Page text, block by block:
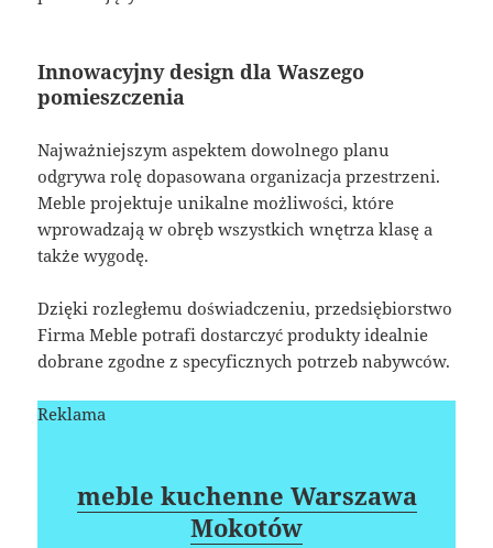
Innowacyjny design dla Waszego
pomieszczenia
Najważniejszym aspektem dowolnego planu
odgrywa rolę dopasowana organizacja przestrzeni.
Meble projektuje unikalne możliwości, które
wprowadzają w obręb wszystkich wnętrza klasę a
także wygodę.
Dzięki rozległemu doświadczeniu, przedsiębiorstwo
Firma Meble potrafi dostarczyć produkty idealnie
dobrane zgodne z specyficznych potrzeb nabywców.
Reklama
meble kuchenne Warszawa
Mokotów